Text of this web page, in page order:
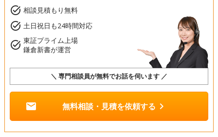
task_alt 相談見積もり無料
task_alt 土日祝日も24時間対応
task_alt 東証プライム上場
鎌倉新書が運営
＼ 専門相談員が無料でお話を伺います ／
mail 無料相談・見積を依頼する chevron_right